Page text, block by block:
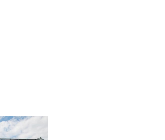
Photovoltaik: Bois Brever